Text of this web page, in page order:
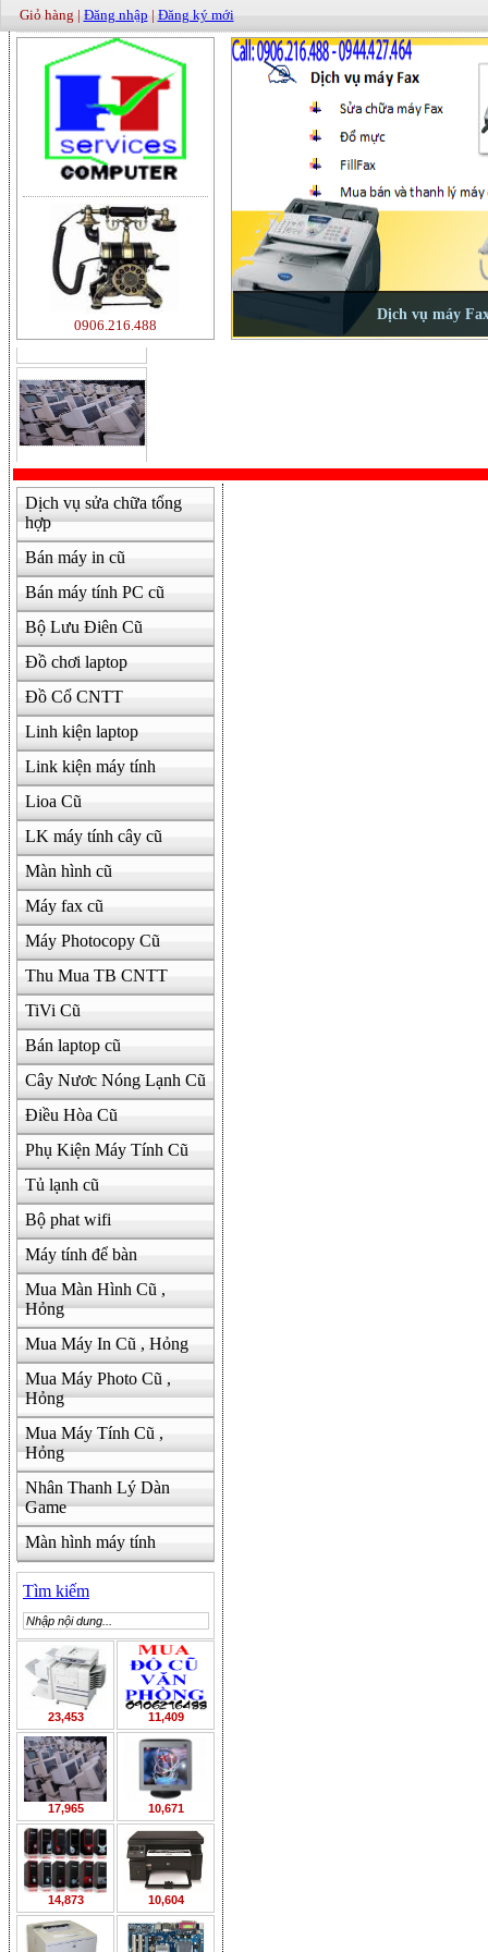
Giỏ hàng | Đăng nhập | Đăng ký mới
0906.216.488
Dịch vụ sửa chữa tổng
hợp
Bán máy in cũ
Bán máy tính PC cũ
Bộ Lưu Điên Cũ
Đồ chơi laptop
Đồ Cổ CNTT
Linh kiện laptop
Link kiện máy tính
Lioa Cũ
LK máy tính cây cũ
Màn hình cũ
Máy fax cũ
Máy Photocopy Cũ
Thu Mua TB CNTT
TiVi Cũ
Bán laptop cũ
Cây Nươc Nóng Lạnh Cũ
Điều Hòa Cũ
Phụ Kiện Máy Tính Cũ
Tủ lạnh cũ
Bộ phat wifi
Máy tính để bàn
Mua Màn Hình Cũ ,
Hỏng
Mua Máy In Cũ , Hỏng
Mua Máy Photo Cũ ,
Hỏng
Mua Máy Tính Cũ ,
Hỏng
Nhân Thanh Lý Dàn
Game
Màn hình máy tính
Tìm kiếm
23,453 11,409
17,965 10,671
14,873 10,604